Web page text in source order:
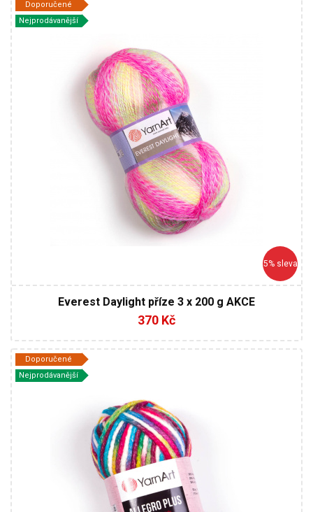
Doporučené
Nejprodávanější
YarnArt
100% Akryl
200
610
3
5% sleva
Everest Daylight příze 3 x 200 g AKCE
370 Kč
Doporučené
Nejprodávanější
YarnArt
16% Vlna - 28% Polyamid- 56% Akryl
100
110
5